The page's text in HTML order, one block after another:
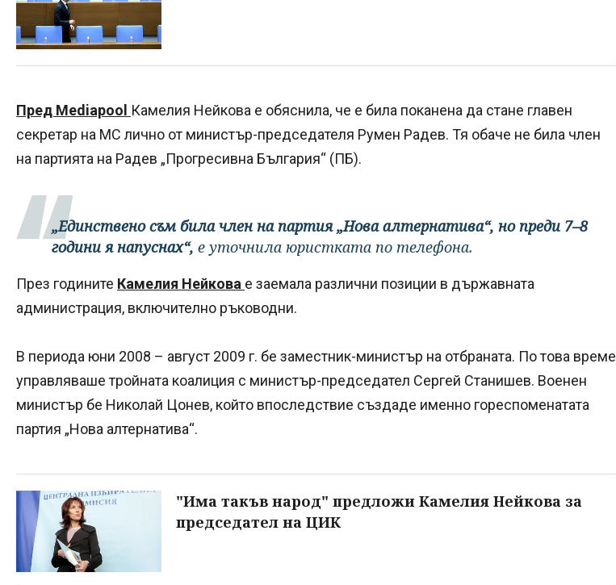
Пред Mediapool Камелия Нейкова е обяснила, че е била поканена да стане главен
секретар на МС лично от министър-председателя Румен Радев. Тя обаче не била член
на партията на Радев „Прогресивна България“ (ПБ).
„Единствено съм била член на партия „Нова алтернатива“, но преди 7–8
години я напуснах“, е уточнила юристката по телефона.
През годините Камелия Нейкова е заемала различни позиции в държавната
администрация, включително ръководни.
В периода юни 2008 – август 2009 г. бе заместник-министър на отбраната. По това време
управляваше тройната коалиция с министър-председател Сергей Станишев. Военен
министър бе Николай Цонев, който впоследствие създаде именно гореспоменатата
партия „Нова алтернатива“.
"Има такъв народ" предложи Камелия Нейкова за
председател на ЦИК